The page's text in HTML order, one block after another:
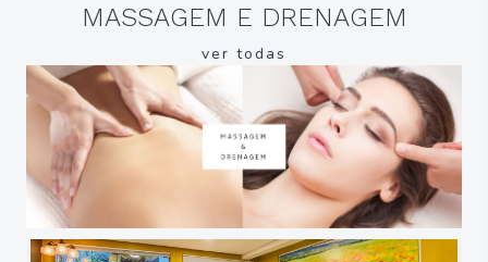
MASSAGEM E DRENAGEM
ver todas